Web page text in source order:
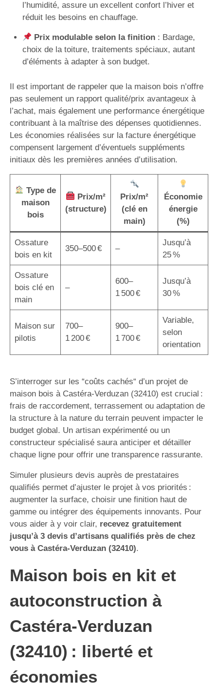
l’humidité, assure un excellent confort l’hiver et
réduit les besoins en chauffage.
Prix modulable selon la finition: Bardage,
choix de la toiture, traitements spéciaux, autant
d’éléments à adapter à son budget.
Il est important de rappeler que la maison bois n’offre
pas seulement un rapport qualité/prix avantageux à
l’achat, mais également une performance énergétique
contribuant à la maîtrise des dépenses quotidiennes.
Les économies réalisées sur la facture énergétique
compensent largement d’éventuels suppléments
initiaux dès les premières années d’utilisation.
Type de
maison
bois
Prix/m²
(structure)
Prix/m²
(clé en
main)
Économie
énergie
(%)
Ossature
bois en kit
350–500 € –
Jusqu’à
25 %
Ossature
bois clé en
main
–
600–
1 500 €
Jusqu’à
30 %
Maison sur
pilotis
700–
1 200 €
900–
1 700 €
Variable,
selon
orientation
S’interroger sur les “coûts cachés“ d’un projet de
maison bois à Castéra-Verduzan (32410) est crucial :
frais de raccordement, terrassement ou adaptation de
la structure à la nature du terrain peuvent impacter le
budget global. Un artisan expérimenté ou un
constructeur spécialisé saura anticiper et détailler
chaque ligne pour offrir une transparence rassurante.
Simuler plusieurs devis auprès de prestataires
qualifiés permet d’ajuster le projet à vos priorités :
augmenter la surface, choisir une finition haut de
gamme ou intégrer des équipements innovants. Pour
vous aider à y voir clair, recevez gratuitement
jusqu’à 3 devis d’artisans qualifiés près de chez
vous à Castéra-Verduzan (32410).
Maison bois en kit et
autoconstruction à
Castéra-Verduzan
(32410) : liberté et
économies